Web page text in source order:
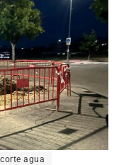
corte agua